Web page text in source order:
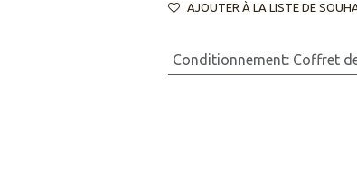
AJOUTER À LA LISTE DE
Conditionnement: Coffret